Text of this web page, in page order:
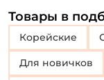
Товары в
Корейские
Для новичков